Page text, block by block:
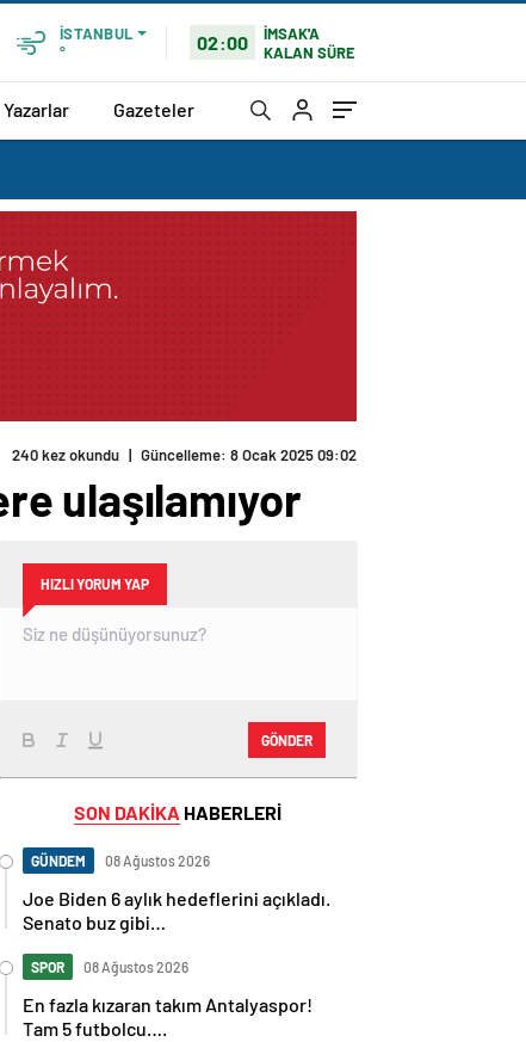
İSTANBUL
°
02:00
İMSAK'A
KALAN SÜRE
Yazarlar Gazeteler
240 kez okundu | Güncelleme: 8 Ocak 2025 09:02
ulaşılamıyor
HIZLI YORUM YAP
GÖNDER
SON DAKİKA HABERLERİ
GÜNDEM 08 Ağustos 2026
Joe Biden 6 aylık hedeflerini açıkladı.
Senato buz gibi…
SPOR 08 Ağustos 2026
En fazla kızaran takım Antalyaspor!
Tam 5 futbolcu….